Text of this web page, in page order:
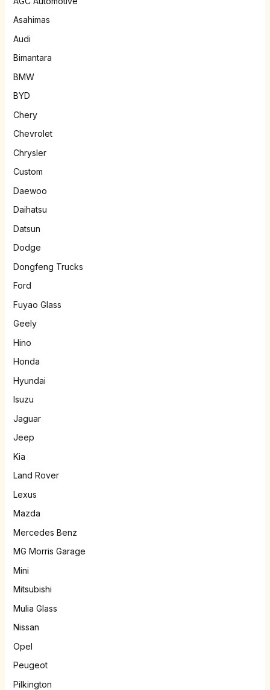
Asahimas
Audi
Bimantara
BMW
BYD
Chery
Chevrolet
Chrysler
Custom
Daewoo
Daihatsu
Datsun
Dodge
Dongfeng Trucks
Ford
Fuyao Glass
Geely
Hino
Honda
Hyundai
Isuzu
Jaguar
Jeep
Kia
Land Rover
Lexus
Mazda
Mercedes Benz
MG Morris Garage
Mini
Mitsubishi
Mulia Glass
Nissan
Opel
Peugeot
Pilkington